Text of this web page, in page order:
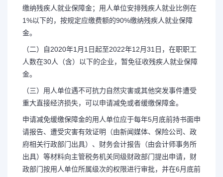
缴纳残疾人就业保障金；用人单位安排残疾人就业比例在
1%以下的，按规定应缴费额的90%缴纳残疾人就业保障
金。
（二）自2020年1月1日起至2022年12月31日，在职职工
人数在30人（含）以下的企业，暂免征收残疾人就业保障
金。
（三）用人单位遇不可抗力自然灾害或其他突发事件遭受
重大直接经济损失，可以申请减免或者缓缴保障金。
申请减免缓缴保障金的用人单位应于每年5月底前持书面申
请报告、遭受灾害有效证明（由新闻媒体、保险公司、政
府相关行政部门出具）、财务会计报告（由会计师事务所
出具）等材料向主管税务机关同级财政部门提出申请，财
政部门按用人单位所属级次的权限进行审批，并在6月底前
么写）
残疾人保证金减免政策 （一）
2022年12月31日，对残疾人就业保
其中：用人单位安排残疾人就业比
未达到所在地省...